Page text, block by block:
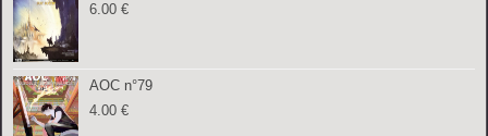
6.00€
AOC n°79
4.00€